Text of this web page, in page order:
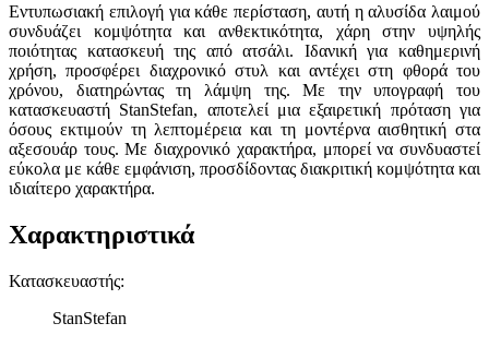
Εντυπωσιακή επιλογή για κάθε περίσταση, αυτή η αλυσίδα λαιμού
συνδυάζει κομψότητα και ανθεκτικότητα, χάρη στην υψηλής
ποιότητας κατασκευή της από ατσάλι. Ιδανική για καθημερινή
χρήση, προσφέρει διαχρονικό στυλ και αντέχει στη φθορά του
χρόνου, διατηρώντας τη λάμψη της. Με την υπογραφή του
κατασκευαστή StanStefan, αποτελεί μια εξαιρετική πρόταση για
όσους εκτιμούν τη λεπτομέρεια και τη μοντέρνα αισθητική στα
αξεσουάρ τους. Με διαχρονικό χαρακτήρα, μπορεί να συνδυαστεί
εύκολα με κάθε εμφάνιση, προσδίδοντας διακριτική κομψότητα και
ιδιαίτερο χαρακτήρα.
Χαρακτηριστικά
Κατασκευαστής:
StanStefan